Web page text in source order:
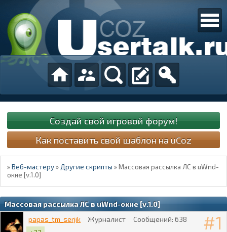
Создай свой игровой форум!
Как поставить свой шаблон на uCoz
»Веб-мастеру »Другие скрипты »Массовая рассылка ЛС в uWnd-
окне [v.1.0]
Массовая рассылка ЛС в uWnd-окне [v.1.0]
1
papas_tm_serjik Журналист Сообщений: 638